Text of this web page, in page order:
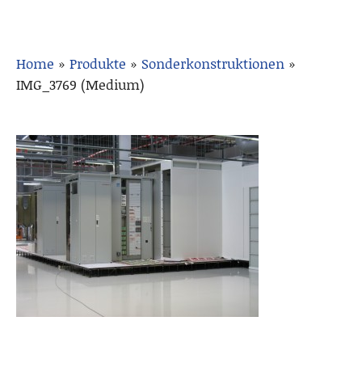
Home » Produkte » Sonderkonstruktionen »
IMG_3769 (Medium)